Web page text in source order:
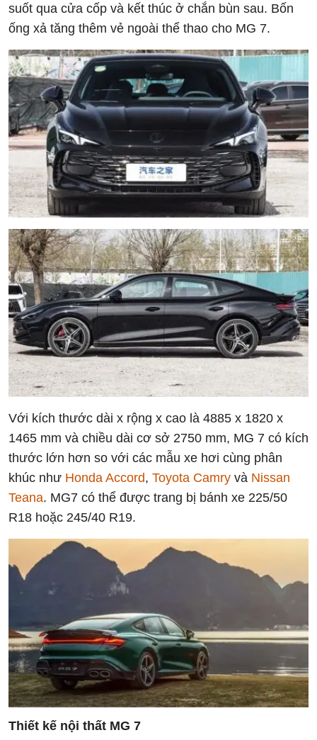
suốt qua cửa cốp và kết thúc ở chắn bùn sau. Bốn
ống xả tăng thêm vẻ ngoài thể thao cho MG 7.
Với kích thước dài x rộng x cao là 4885 x 1820 x
1465 mm và chiều dài cơ sở 2750 mm, MG 7 có kích
thước lớn hơn so với các mẫu xe hơi cùng phân
khúc như Honda Accord, Toyota Camry và Nissan
Teana. MG7 có thể được trang bị bánh xe 225/50
R18 hoặc 245/40 R19.
Thiết kế nội thất MG 7